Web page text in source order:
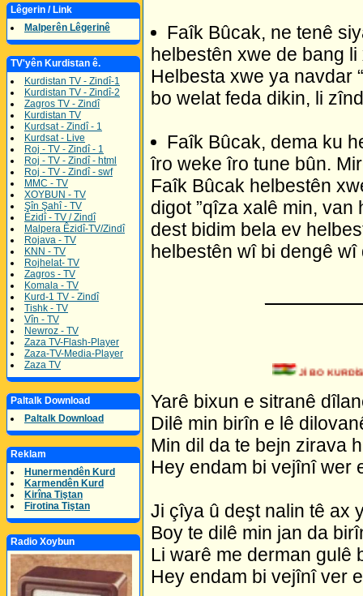
Lêgerin / Link
Malperên Lêgerinê
TV'yên Kurdistan ê.
Kurdistan TV - Zindî-1
Kurdistan TV - Zindî-2
Zagros TV - Zindî
Kurdistan TV
Kurdsat - Zindî - 1
Kurdsat - Live
Roj - TV - Zindî - 1
Roj - TV - Zindî - html
Roj - TV - Zindî - swf
MMC - TV
XOYBUN - TV
Şîn Şahî - TV
Êzidî - TV / Zindî
Malpera Êzidî-TV/Zindî
Rojava - TV
KNN - TV
Rojhelat- TV
Zagros - TV
Komala - TV
Kurd-1 TV - Zindî
Tishk - TV
Vîn - TV
Newroz - TV
Zaza TV-Flash-Player
Zaza-TV-Media-Player
Zaza TV
Paltalk Download
Paltalk Download
Reklam
Hunermendên Kurd
Karmendên Kurd
Kirîna Tiştan
Firotina Tiştan
Radio Xoybun
Faîk Bûcak, ne tenê
helbestên xwe de bang
Helbesta xwe ya navdar
bo welat feda dikin, li
Faîk Bûcak, dema ku
îro weke îro tune bûn.
Faîk Bûcak helbestên
digot ”qîza xalê min,
dest bidim bela ev
helbestên wî bi dengê
Jİ BO
Yarê bixun e sitranê
Dilê min birîn e lê
Min dil da te bejn zirava
Hey endam bi vejînî wer
Ji çîya û deşt nalin tê ax
Boy te dilê min jan da
Li warê me derman gulê
Hey endam bi vejînî ver